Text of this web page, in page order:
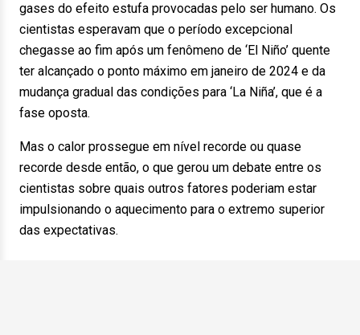
gases do efeito estufa provocadas pelo ser humano. Os
cientistas esperavam que o período excepcional
chegasse ao fim após um fenômeno de ‘El Niño’ quente
ter alcançado o ponto máximo em janeiro de 2024 e da
mudança gradual das condições para ‘La Niña’, que é a
fase oposta.
Mas o calor prossegue em nível recorde ou quase
recorde desde então, o que gerou um debate entre os
cientistas sobre quais outros fatores poderiam estar
impulsionando o aquecimento para o extremo superior
das expectativas.